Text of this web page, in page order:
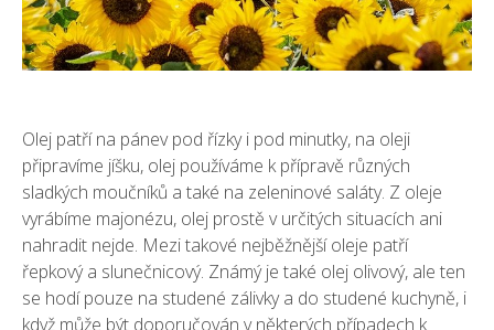
Olej patří na pánev pod řízky i pod minutky, na oleji
připravíme jíšku, olej používáme k přípravě různých
sladkých moučníků a také na zeleninové saláty. Z oleje
vyrábíme majonézu, olej prostě v určitých situacích ani
nahradit nejde. Mezi takové nejběžnější oleje patří
řepkový a slunečnicový. Známý je také olej olivový, ale ten
se hodí pouze na studené zálivky a do studené kuchyně, i
když může být doporučován v některých případech k